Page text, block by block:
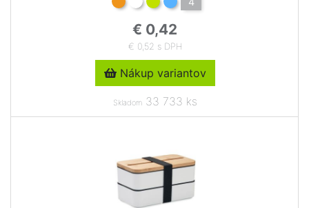
€ 0,42
€ 0,52 s DPH
Nákup variantov
Skladom33 733 ks